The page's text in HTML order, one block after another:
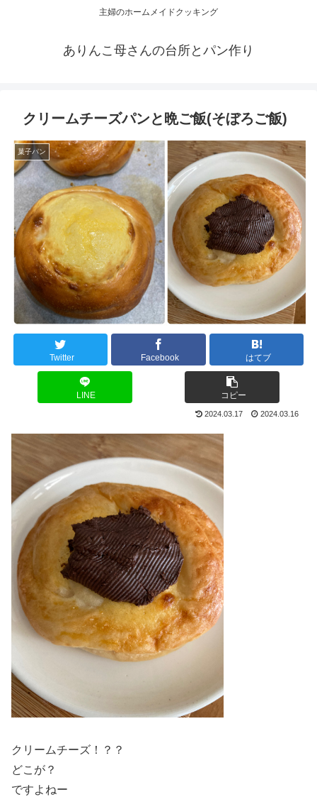
主婦のホームメイドクッキング
ありんこ母さんの台所とパン作り
クリームチーズパンと晩ご飯(そぼろご飯)
菓子パン
Twitter Facebook はてブ
LINE コピー
2024.03.17 2024.03.16
クリームチーズ！？？
どこが？
ですよねー